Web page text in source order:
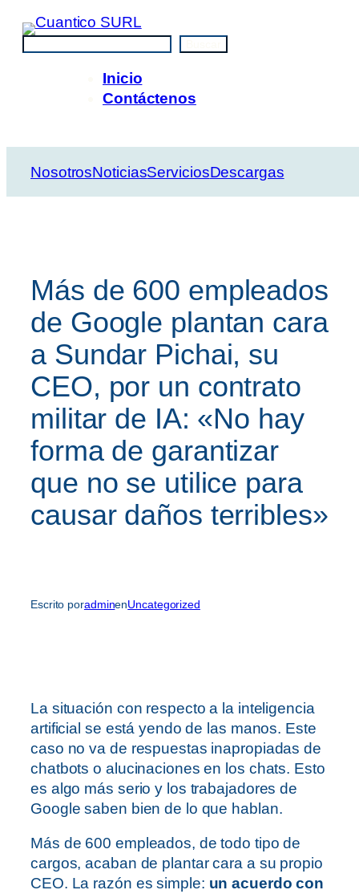
Saltar
contenido
Inicio
Contáctenos
NosotrosNoticiasServiciosDescargas
Más de 600 empleados
de Google plantan cara
a Sundar Pichai, su
CEO, por un contrato
militar de IA: «No hay
forma de garantizar
que no se utilice para
causar daños terribles»
Escrito poradminenUncategorized
La situación con respecto a la inteligencia
artificial se está yendo de las manos. Este
caso no va de respuestas inapropiadas de
chatbots o alucinaciones en los chats. Esto
es algo más serio y los trabajadores de
Google saben bien de lo que hablan.
Más de 600 empleados, de todo tipo de
cargos, acaban de plantar cara a su propio
CEO. La razón es simple: un acuerdo con